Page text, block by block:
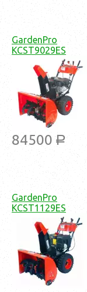
GardenPro
KCST9029ES
84500 a
GardenPro
KCST1129ES